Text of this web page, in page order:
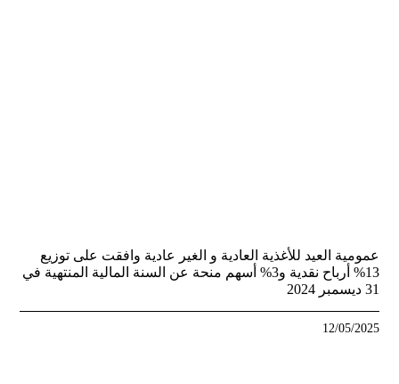
عمومية العيد للأغذية العادية و الغير عادية وافقت على توزيع
13% أرباح نقدية و3% أسهم منحة عن السنة المالية المنتهية في
31 ديسمبر 2024
12/05/2025